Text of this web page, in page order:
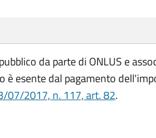
da parte di ONLUS e
è esente dal pagamento
07/2017, n. 117, art. 82.